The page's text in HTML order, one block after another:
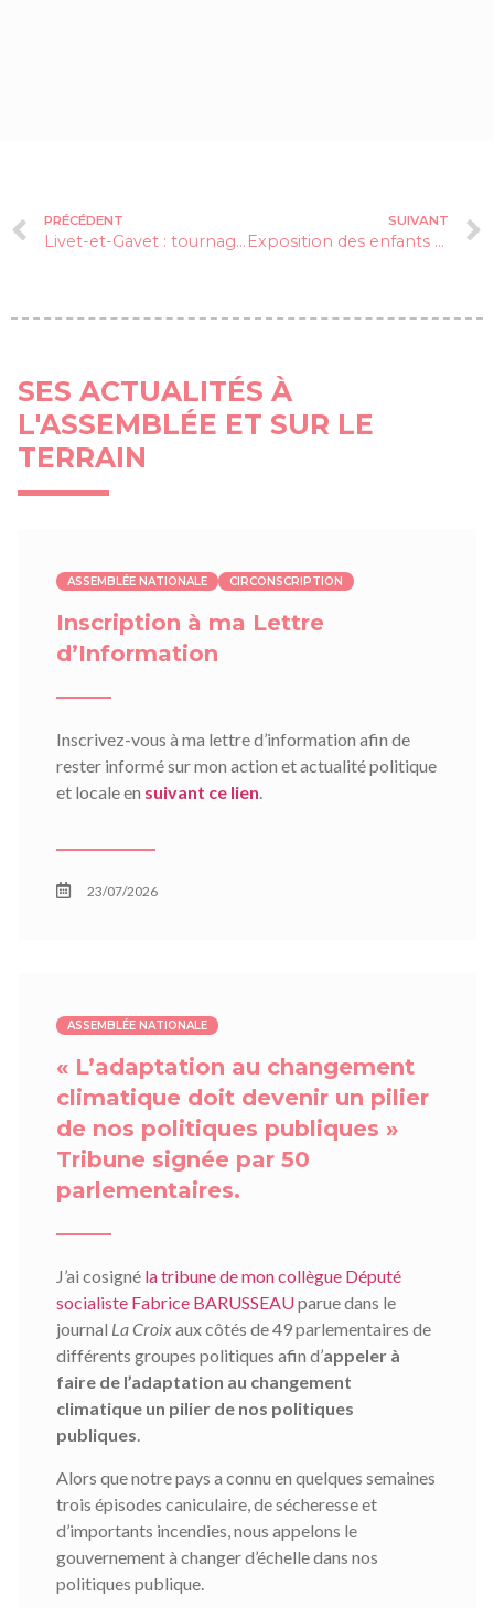
PRÉCÉDENT
Livet-et-Gavet : tournage du film « Les gars sûrs »
SUIVANT
Exposition des enfants de l’EMALA à Susville
SES ACTUALITÉS À
L'ASSEMBLÉE ET SUR LE
TERRAIN
ASSEMBLÉE NATIONALE CIRCONSCRIPTION
Inscription à ma Lettre
d’Information
Inscrivez-vous à ma lettre d’information afin de
rester informé sur mon action et actualité politique
et locale en suivant ce lien.
23/07/2026
ASSEMBLÉE NATIONALE
« L’adaptation au changement
climatique doit devenir un pilier
de nos politiques publiques »
Tribune signée par 50
parlementaires.
J’ai cosigné la tribune de mon collègue Député
socialiste Fabrice BARUSSEAUparue dans le
journal La Croixaux côtés de 49 parlementaires de
différents groupes politiques afin d’appeler à
faire de l’adaptation au changement
climatique un pilier de nos politiques
publiques.
Alors que notre pays a connu en quelques semaines
trois épisodes caniculaire, de sécheresse et
d’importants incendies, nous appelons le
gouvernement à changer d’échelle dans nos
politiques publique.